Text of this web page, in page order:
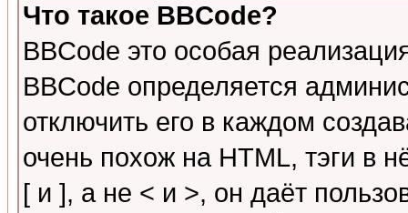
Что такое BBCode?
BBCode это особая
BBCode определяется
отключить его в каждом
очень похож на HTML, тэги в
[ и ], а не < и >, он даёт